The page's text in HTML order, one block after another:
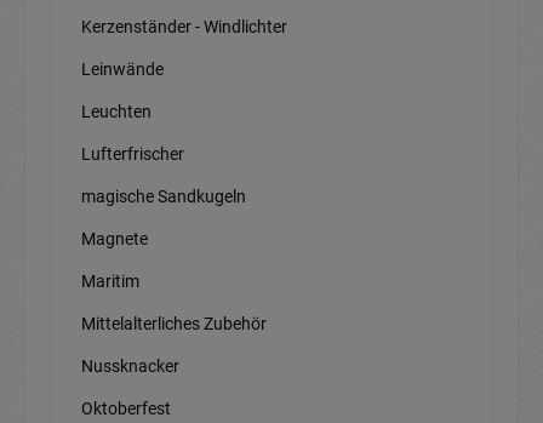
Kerzenständer - Windlichter
Leinwände
Leuchten
Lufterfrischer
magische Sandkugeln
Magnete
Maritim
Mittelalterliches Zubehör
Nussknacker
Oktoberfest